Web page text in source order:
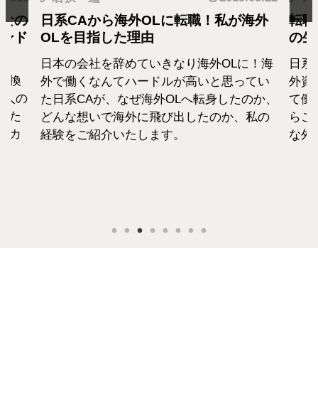
の
ド
換
人の
た
カ
日系CAから海外OLに転職！私が海外
OLを目指した理由
日本の会社を辞めていきなり海外OLに！海
外で働くなんてハードルが高いと思ってい
た日系CAが、なぜ海外OLへ転身したのか、
どんな想いで海外に飛び出したのか、私の
経験をご紹介いたします。
転
の
日
外資
て働
らこ
な外